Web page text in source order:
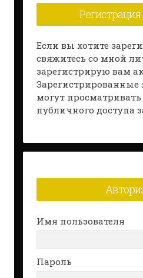
Если вы хотите
свяжитесь со мной
зарегистрирую вам
Зарегистрированные
могут
публичного доступа
Имя пользователя
Пароль